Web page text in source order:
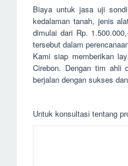
Biaya untuk jasa uji
kedalaman tanah, jenis
dimulai dari Rp.
tersebut dalam
Kami siap memberikan
Cirebon. Dengan tim ahli
berjalan dengan sukses
Untuk kоnsultаsі tеntаng